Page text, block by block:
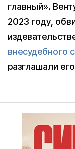
главный».
2023 году,
внесудебного
разглашали